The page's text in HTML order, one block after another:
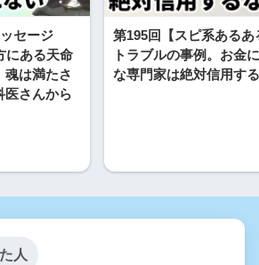
セージ
にある天命
魂は満たさ
医さんから
第195回【スピ系あるあ
トラブルの事例。お金
な専門家は絶対信用す
人